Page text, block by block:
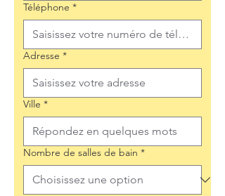
Téléphone *
Adresse *
Ville *
Nombre de salles de bain *